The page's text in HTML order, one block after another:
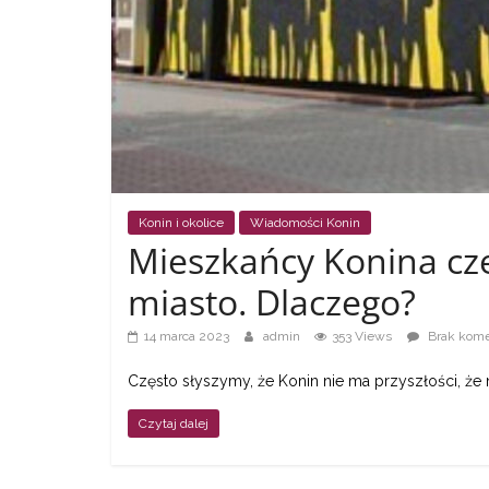
a
także
ciekawe
informacje
Konin i okolice Wiadomości Konin
Mieszkańcy Konina
miasto. Dlaczego?
14 marca 2023 admin 353 Views Brak
Często słyszymy, że Konin nie ma przyszłości,
Czytaj dalej